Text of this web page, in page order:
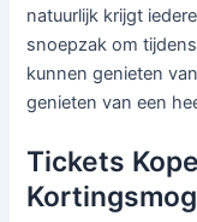
natuurlijk krijgt
snoepzak om
kunnen genieten
genieten van een
Tickets